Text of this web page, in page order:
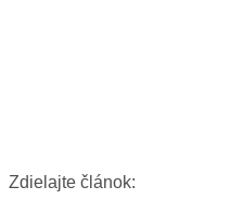
Zdielajte článok: